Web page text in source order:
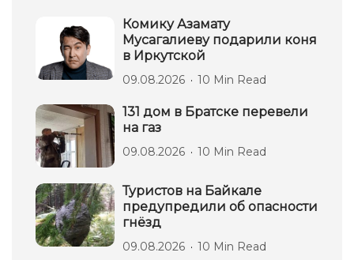
Комику Азамату
Мусагалиеву подарили коня
в Иркутской
09.08.2026 10 Min Read
131 дом в Братске перевели
на газ
09.08.2026 10 Min Read
Туристов на Байкале
предупредили об опасности
гнёзд
09.08.2026 10 Min Read